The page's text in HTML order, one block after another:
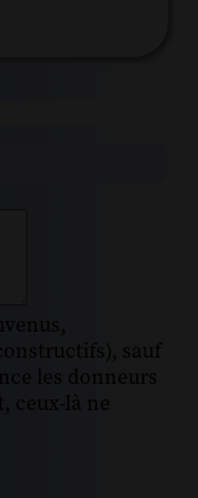
sauf
les donneurs
ceux-là ne